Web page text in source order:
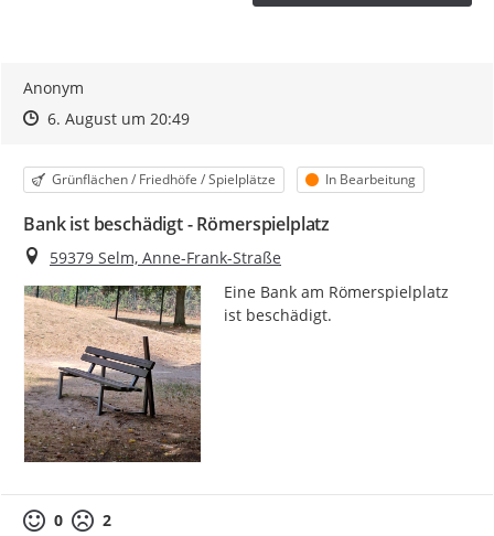
Anonym
Zeitpunkt des Erstellens
Zeitpunkt des Erstellens
6. August um 20:49Zur Äußerung
Kategorie
Grünflächen / Friedhöfe / Spielplätze Status
In Bearbeitung
Bank ist beschädigt - Römerspielplatz
Ort
59379 Selm, Anne-Frank-Straße
Eine Bank am Römerspielplatz
ist beschädigt.
0 2